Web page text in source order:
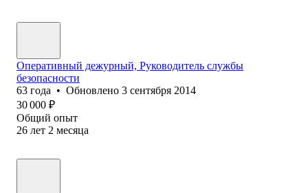
Оперативный дежурный, Руководитель службы
безопасности
63 года • Обновлено 3 сентября 2014
30 000 ₽
Общий опыт
26 лет 2 месяца